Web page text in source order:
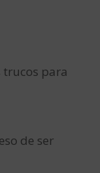
para
de ser